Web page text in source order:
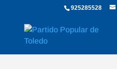
925285528